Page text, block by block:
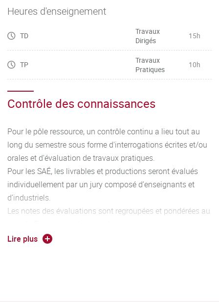
Heures d'enseignement
TD
Travaux
Dirigés
15h
TP
Travaux
Pratiques
10h
Contrôle des connaissances
Pour le pôle ressource, un contrôle continu a lieu tout au
long du semestre sous forme d'interrogations écrites et/ou
orales et d'évaluation de travaux pratiques.
Pour les SAÉ, les livrables et productions seront évalués
individuellement par un jury composé d’enseignants et
d’industriels.
Les notes des évaluations sont regroupées et pondérées au
permettant l’acquisition de 5 compétences caractéristiques
Lire plus